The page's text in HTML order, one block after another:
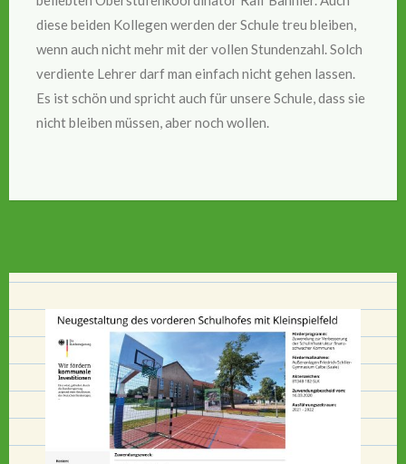
diese beiden Kollegen werden der Schule treu bleiben,
wenn auch nicht mehr mit der vollen Stundenzahl. Solch
verdiente Lehrer darf man einfach nicht gehen lassen.
Es ist schön und spricht auch für unsere Schule, dass sie
nicht bleiben müssen, aber noch wollen.